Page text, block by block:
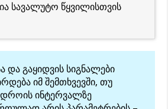
სავალუტო წყვილისთვის
და გაყიდვის სიგნალები
იმ შემთხვევში, თუ
დროის ინტერვალზე